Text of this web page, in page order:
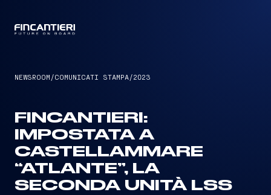
NEWSROOM /COMUNICATI STAMPA/2023
FINCANTIERI:
IMPOSTATA A
CASTELLAMMARE
“ATLANTE”, LA
SECONDA UNITÀ LSS